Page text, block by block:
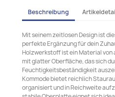
Beschreibung
Mit seinem zeitlosen Design ist
perfekte Ergänzung für dein
Holzwerkstoff ist ein Material
mit glatter Oberfläche, das sich
Feuchtigkeitsbeständigkeit
Kommode bietet reichlich
organisiert und in Reichweite